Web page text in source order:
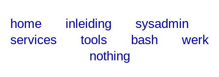
home inleiding
sysadmin
services
tools bash
werk
nothing